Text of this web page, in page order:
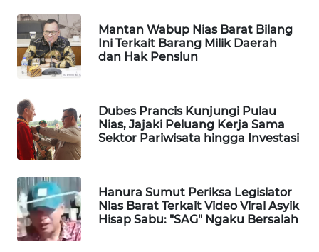
Mantan Wabup Nias Barat Bilang
Ini Terkait Barang Milik Daerah
dan Hak Pensiun
Dubes Prancis Kunjungi Pulau
Nias, Jajaki Peluang Kerja Sama
Sektor Pariwisata hingga Investasi
Hanura Sumut Periksa Legislator
Nias Barat Terkait Video Viral Asyik
Hisap Sabu: "SAG" Ngaku Bersalah
LPKKI
LKKI
KOPEKLIN
PORTAL
FORWAMKI
ALPERKLINAS